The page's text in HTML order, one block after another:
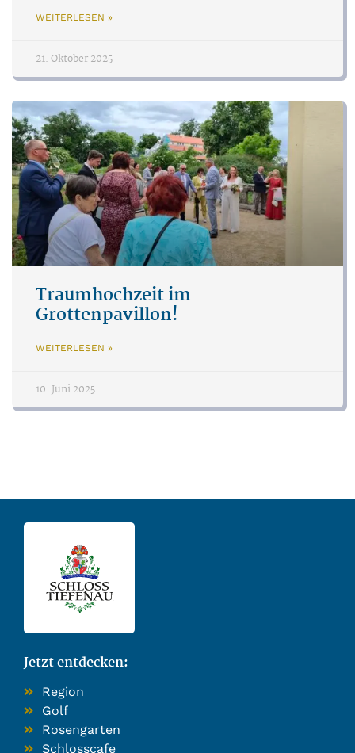
WEITERLESEN »
21. Oktober 2025
Traumhochzeit im
Grottenpavillon!
WEITERLESEN »
10. Juni 2025
Jetzt entdecken:
Region
Golf
Rosengarten
Schlosscafe